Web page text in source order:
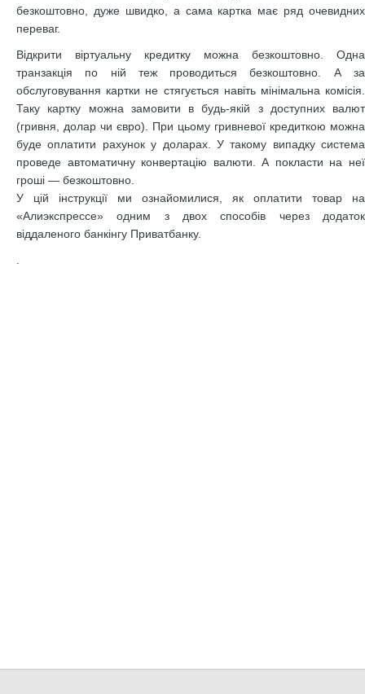
безкоштовно, дуже швидко, а сама картка має ряд очевидних
переваг.
Відкрити віртуальну кредитку можна безкоштовно. Одна
транзакція по ній теж проводиться безкоштовно. А за
обслуговування картки не стягується навіть мінімальна комісія.
Таку картку можна замовити в будь-якій з доступних валют
(гривня, долар чи євро). При цьому гривневої кредиткою можна
буде оплатити рахунок у доларах. У такому випадку система
проведе автоматичну конвертацію валюти. А покласти на неї
гроші — безкоштовно.
У цій інструкції ми ознайомилися, як оплатити товар на
«Алиэкспрессе» одним з двох способів через додаток
віддаленого банкінгу Приватбанку.